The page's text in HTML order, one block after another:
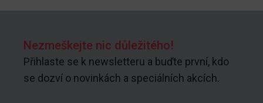
Nezmeškejte nic důležitého!
Přihlaste se k newsletteru a buďte první, kdo
se dozví o novinkách a speciálních akcích.